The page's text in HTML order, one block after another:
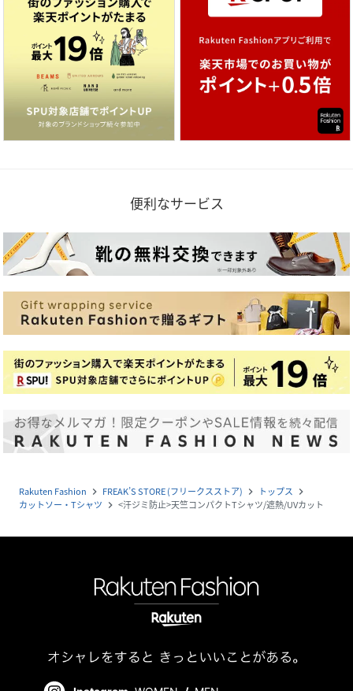
便利なサービス
Rakuten Fashion navigate_next FREAK’S STORE (フリークスストア) navigate_next トップス navigate_next
カットソー・Tシャツ navigate_next <汗ジミ防止>天竺コンパクトTシャツ/遮熱/UVカット